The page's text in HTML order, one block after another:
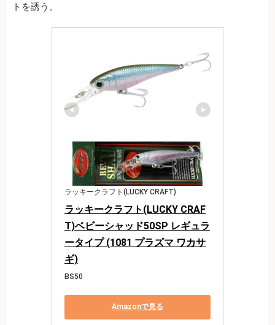
トを誘う。
ラッキークラフト(LUCKY CRAFT)
ラッキークラフト(LUCKY CRAF
T)ベビーシャッド50SP レギュラ
ータイプ (1081 プラズマ ワカサ
ギ)
BS50
Amazonで見る